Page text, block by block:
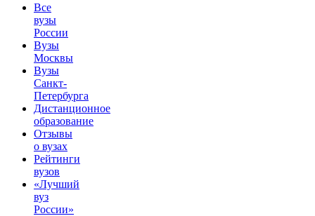
Все
вузы
России
Вузы
Москвы
Вузы
Санкт-
Петербурга
Дистанционное
образование
Отзывы
о вузах
Рейтинги
вузов
«Лучший
вуз
России»